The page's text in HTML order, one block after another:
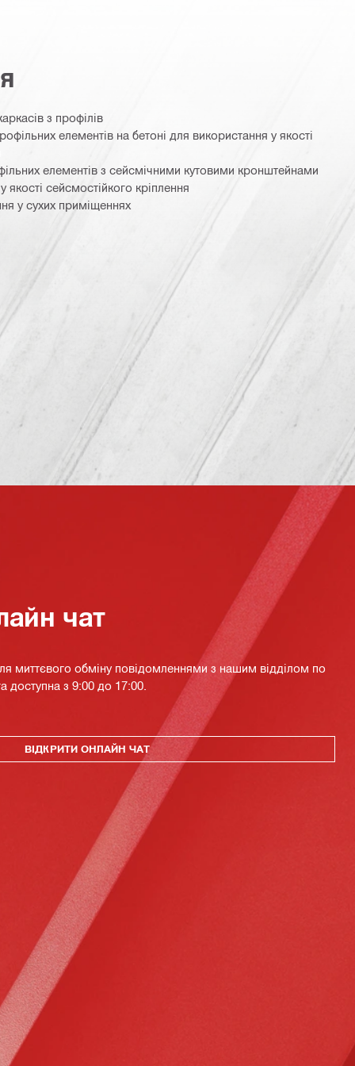
з профілів
елементів на бетоні для використання у якості
елементів з сейсмічними кутовими кронштейнами
сейсмостійкого кріплення
у сухих приміщеннях
чат
миттєвого обміну повідомленнями з нашим відділом по
доступна з 9:00 до 17:00.
ВІДКРИТИ ОНЛАЙН ЧАТ